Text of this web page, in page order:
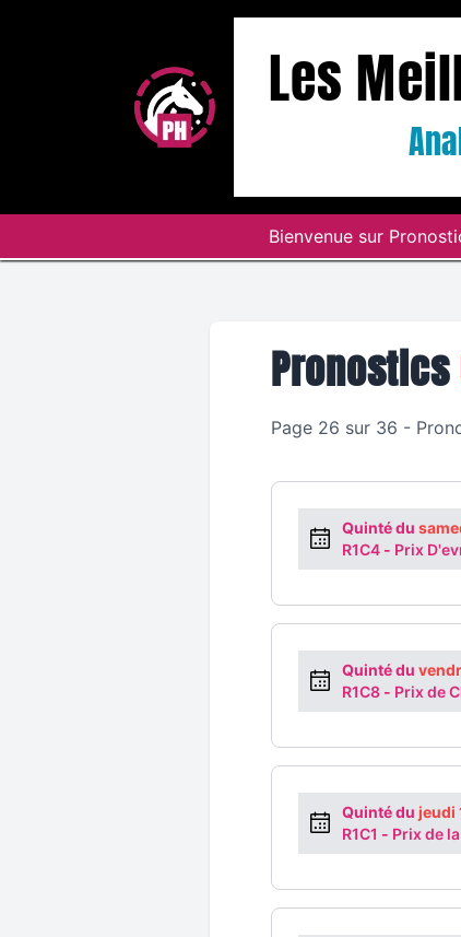
Les
Bienvenue sur
Pronostics
Page 26 sur 36 -
Quinté du
R1C4 - Prix
Quinté du
R1C8 - Prix de
Quinté du jeudi
R1C1 - Prix de